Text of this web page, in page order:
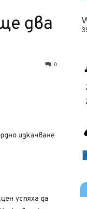
два
0
изкачване
успяха да